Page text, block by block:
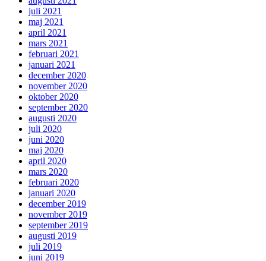
juli 2021
maj 2021
april 2021
mars 2021
februari 2021
januari 2021
december 2020
november 2020
oktober 2020
september 2020
augusti 2020
juli 2020
juni 2020
maj 2020
april 2020
mars 2020
februari 2020
januari 2020
december 2019
november 2019
september 2019
augusti 2019
juli 2019
juni 2019